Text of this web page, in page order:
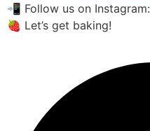
📲 Follow us on Instagram:
🍓 Let’s get baking!